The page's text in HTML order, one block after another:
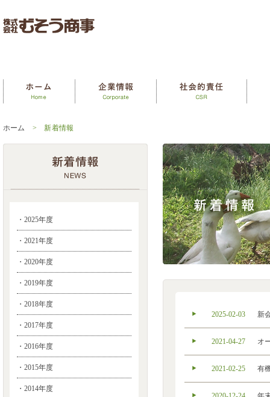
ホーム > 新着情報
・2025年度
・2021年度
・2020年度
・2019年度
・2018年度
・2017年度
・2016年度
・2015年度
・2014年度
2025-02-03 新
2021-04-27 オ
2021-02-25 有